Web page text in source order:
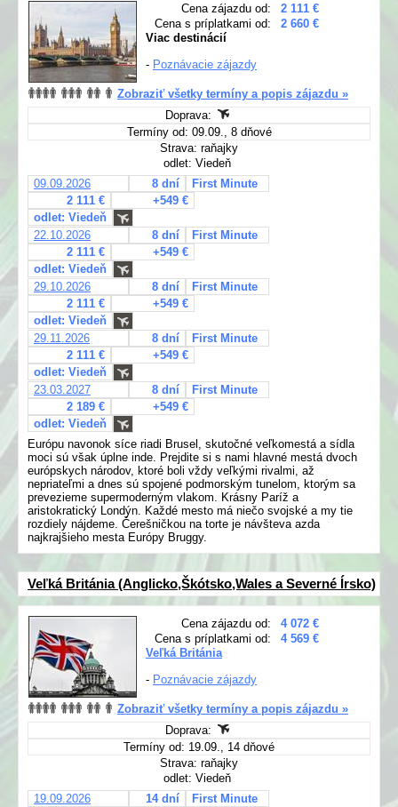
Cena zájazdu od:
2 111 €
Cena s príplatkami od:
2 660 €
Viac destinácií
- Poznávacie zájazdy
Zobraziť všetky termíny a popis zájazdu »
Doprava:
Termíny od: 09.09., 8 dňové
Strava: raňajky
odlet: Viedeň
09.09.2026
8 dní
First Minute
2 111 €
+549 €
odlet: Viedeň
22.10.2026
8 dní
First Minute
2 111 €
+549 €
odlet: Viedeň
29.10.2026
8 dní
First Minute
2 111 €
+549 €
odlet: Viedeň
29.11.2026
8 dní
First Minute
2 111 €
+549 €
odlet: Viedeň
23.03.2027
8 dní
First Minute
2 189 €
+549 €
odlet: Viedeň
Európu navonok síce riadi Brusel, skutočné veľkomestá a sídla
moci sú však úplne inde. Prejdite si s nami hlavné mestá dvoch
európskych národov, ktoré boli vždy veľkými rivalmi, až
nepriateľmi a dnes sú spojené podmorským tunelom, ktorým sa
prevezieme supermoderným vlakom. Krásny Paríž a
aristokratický Londýn. Každé mesto má niečo svojské a my tie
rozdiely nájdeme. Čerešničkou na torte je návšteva azda
najkrajšieho mesta Európy Bruggy.
Veľká Británia (Anglicko,Škótsko,Wales a Severné Írsko)
Cena zájazdu od:
4 072 €
Cena s príplatkami od:
4 569 €
Veľká Británia
- Poznávacie zájazdy
Zobraziť všetky termíny a popis zájazdu »
Doprava:
Termíny od: 19.09., 14 dňové
Strava: raňajky
odlet: Viedeň
19.09.2026
14 dní
First Minute